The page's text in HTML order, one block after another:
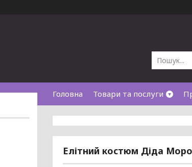
Головна Товари та послуги
Елітний костюм Діда